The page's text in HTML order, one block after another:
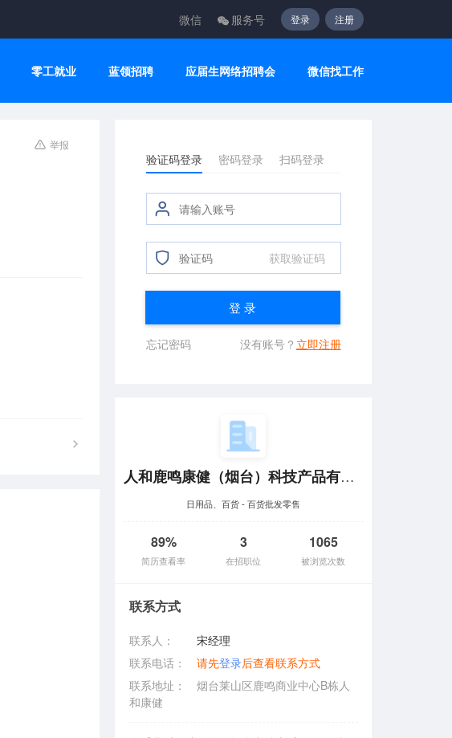
微信 服务号 登录 注册
零工就业 蓝领招聘 应届生网络招聘会 微信找工作
举报
验证码登录 密码登录 扫码登录
获取验证码
登 录
忘记密码 没有账号？ 立即注册
人和鹿鸣康健（烟台）科技产品有限责任公司
日用品、百货 - 百货批发零售
89%
简历查看率
3
在招职位
1065
被浏览次数
联系方式
联系人：
宋经理
联系电话：
请先登录后查看联系方式
联系地址：
烟台莱山区鹿鸣商业中心B栋人
和康健